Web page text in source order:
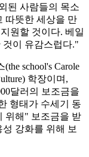
된 사람들의 목소
따뜻한 세상을 만
원할 것이다. 베일
것이 유감스럽다."
school's Carole
학장이며,
달러의 보조금을
형태가 수세기 동
위해" 보조금을 받
강화를 위해 보